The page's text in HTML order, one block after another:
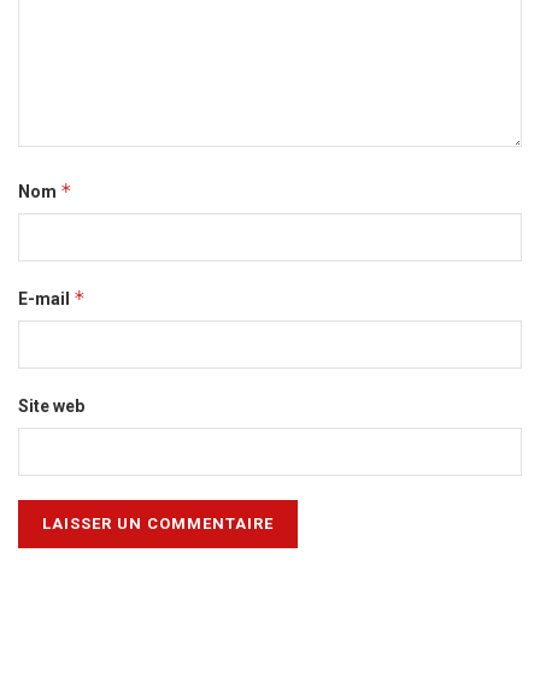
Nom *
E-mail *
Site web